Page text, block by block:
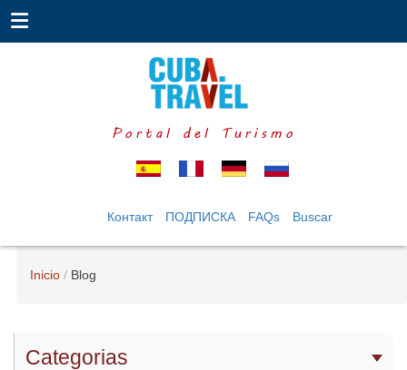
Portal del Turismo
Контакт ПОДПИСКА FAQs Buscar
Inicio Blog
Categorias